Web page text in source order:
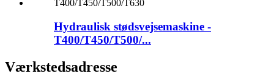
Hydraulisk stødsvejsemaskine -
T400/T450/T500/...
Værkstedsadresse